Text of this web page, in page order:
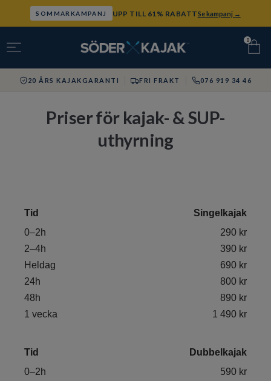
SOMMARKAMPANJ UPP TILL 61% RABATTSe kampanj →
0
20 ÅRS KAJAKGARANTI FRI FRAKT 076 919 34 46
Priser för kajak- & SUP-
uthyrning
Tid
Singelkajak
0–2h
290 kr
2–4h
390 kr
Heldag
690 kr
24h
800 kr
48h
890 kr
1 vecka
1 490 kr
Tid
Dubbelkajak
0–2h
590 kr